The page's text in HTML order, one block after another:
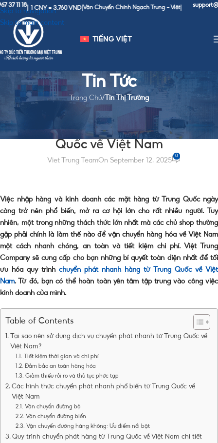
Skip to navigation
Skip to main content
18| 1 CNY = 3,760 VND|Vận Chuyển Chính Ngạch Trung - Việt|
TIẾNG VIỆT
Tin Tức
Trang Chủ/ Tin Thị Trường
Chuyển phát nhanh hàng từ Trung
Quốc về Việt Nam
Viet Trung TeamOn September 12, 2025
0
Việc nhập hàng và kinh doanh các mặt hàng từ Trung Quốc ngày
càng trở nên phổ biến, mở ra cơ hội lớn cho rất nhiều người. Tuy
nhiên, một trong những thách thức lớn nhất mà các chủ shop thường
gặp phải chính là làm thế nào để vận chuyển hàng hóa về Việt Nam
một cách nhanh chóng, an toàn và tiết kiệm chi phí. Việt Trung
Company sẽ cung cấp cho bạn những bí quyết toàn diện nhất để tối
ưu hóa quy trình chuyển phát nhanh hàng từ Trung Quốc về Việt
Nam. Từ đó, bạn có thể hoàn toàn yên tâm tập trung vào công việc
kinh doanh của mình.
Table of Contents
Tại sao nên sử dụng dịch vụ chuyển phát nhanh từ Trung Quốc về
Việt Nam?
Tiết kiệm thời gian và chi phí
Đảm bảo an toàn hàng hóa
Giảm thiểu rủi ro và thủ tục phức tạp
Các hình thức chuyển phát nhanh phổ biến từ Trung Quốc về
Việt Nam
Vận chuyển đường bộ
Vận chuyển đường biển
Vận chuyển đường hàng không: Ưu điểm nổi bật
Quy trình chuyển phát hàng từ Trung Quốc về Việt Nam chi tiết